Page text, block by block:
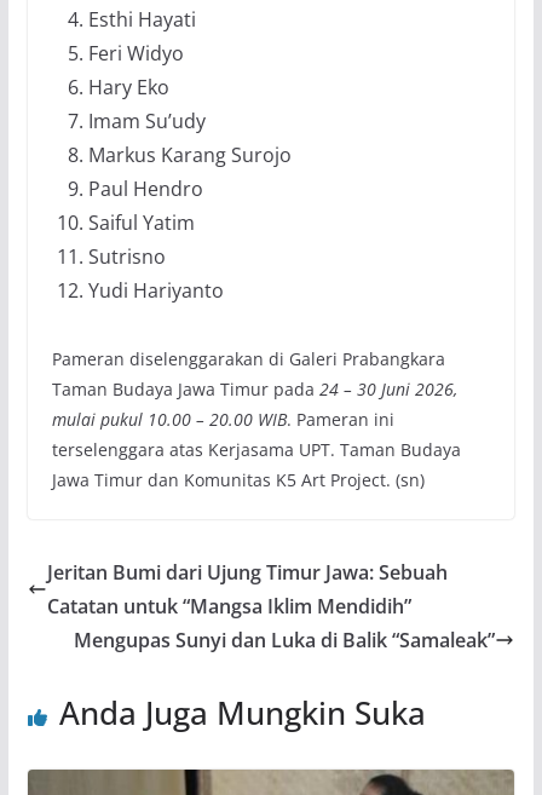
Esthi Hayati
Feri Widyo
Hary Eko
Imam Su’udy
Markus Karang Surojo
Paul Hendro
Saiful Yatim
Sutrisno
Yudi Hariyanto
Pameran diselenggarakan di Galeri Prabangkara
Taman Budaya Jawa Timur pada 24 – 30 Juni 2026,
mulai pukul 10.00 – 20.00 WIB. Pameran ini
terselenggara atas Kerjasama UPT. Taman Budaya
Jawa Timur dan Komunitas K5 Art Project. (sn)
Jeritan Bumi dari Ujung Timur Jawa: Sebuah
Catatan untuk “Mangsa Iklim Mendidih”
Mengupas Sunyi dan Luka di Balik “Samaleak”
Anda Juga Mungkin Suka